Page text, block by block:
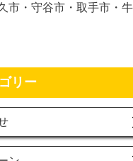
市・守谷市・取手市・
リー